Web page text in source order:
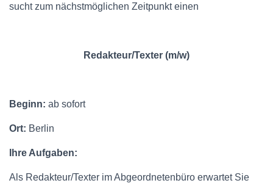
sucht zum nächstmöglichen Zeitpunkt einen
Redakteur/Texter (m/w)
Beginn: ab sofort
Ort: Berlin
Ihre Aufgaben:
Als Redakteur/Texter im Abgeordnetenbüro erwartet Sie